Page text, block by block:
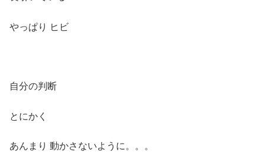
やっぱり ヒビ
自分の判断
とにかく
あんまり 動かさないように。。。